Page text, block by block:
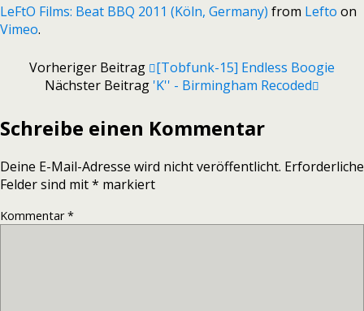
LeFtO Films: Beat BBQ 2011 (Köln, Germany) from Lefto on
Vimeo.
Vorheriger Beitrag
[Tobfunk-15] Endless Boogie
Nächster Beitrag 'k'' - Birmingham Recoded
Schreibe einen Kommentar
Deine E-Mail-Adresse wird nicht veröffentlicht. Erforderliche
Felder sind mit* markiert
Kommentar*